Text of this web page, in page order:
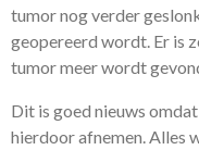
tumor nog verder
geopereerd wordt. Er is
tumor meer wordt
Dit is goed nieuws
hierdoor afnemen. Alles